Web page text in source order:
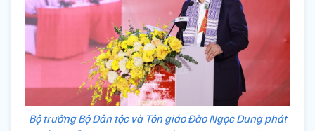
Bộ trưởng Bộ Dân tộc và Tôn giáo Đào Ngọc Dung phát